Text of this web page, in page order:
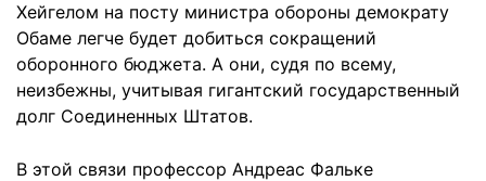
Хейгелом на посту министра обороны демократу
Обаме легче будет добиться сокращений
оборонного бюджета. А они, судя по всему,
неизбежны, учитывая гигантский государственный
долг Соединенных Штатов.
В этой связи профессор Андреас Фальке